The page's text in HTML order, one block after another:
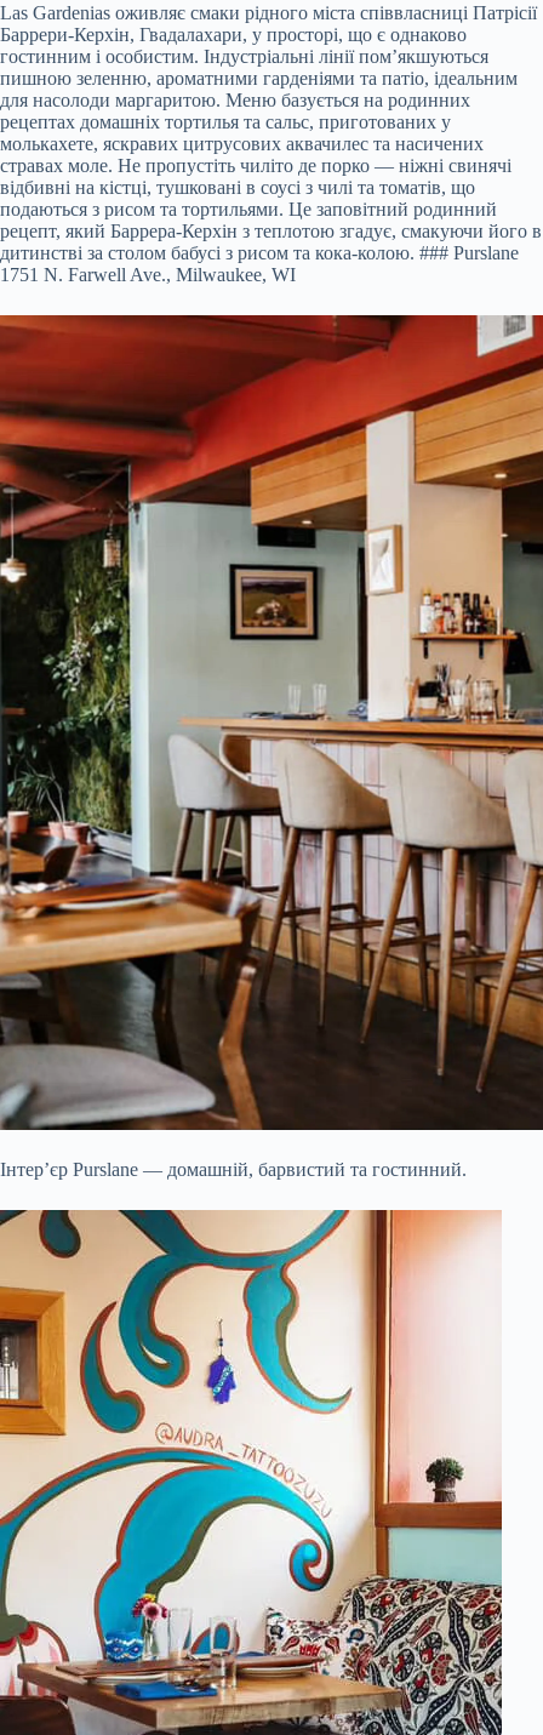
Las Gardenias оживляє смаки рідного міста співвласниці Патрісії
Баррери-Керхін, Гвадалахари, у просторі, що є однаково
гостинним і особистим. Індустріальні лінії пом’якшуються
пишною зеленню, ароматними гарденіями та патіо, ідеальним
для насолоди маргаритою. Меню базується на родинних
рецептах домашніх тортилья та сальс, приготованих у
молькахете, яскравих цитрусових аквачилес та насичених
стравах моле. Не пропустіть чиліто де порко — ніжні свинячі
відбивні на кістці, тушковані в соусі з чилі та томатів, що
подаються з рисом та тортильями. Це заповітний родинний
рецепт, який Баррера-Керхін з теплотою згадує, смакуючи його в
дитинстві за столом бабусі з рисом та кока-колою. ### Purslane
1751 N. Farwell Ave., Milwaukee, WI
Інтер’єр Purslane — домашній, барвистий та гостинний.